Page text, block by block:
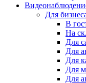
Для
В
На
Для
Для
Для
Для
Для